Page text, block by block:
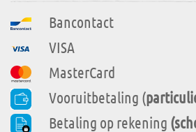
Bancontact
VISA
MasterCard
Vooruitbetaling (
Betaling op rekening